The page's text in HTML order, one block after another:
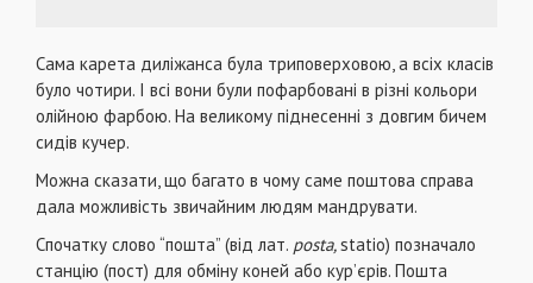
Сама карета диліжанса була триповерховою, а всіх класів
було чотири. І всі вони були пофарбовані в різні кольори
олійною фарбою. На великому піднесенні з довгим бичем
сидів кучер.
Можна сказати, що багато в чому саме поштова справа
дала можливість звичайним людям мандрувати.
Спочатку слово “пошта” (від лат. posta,statio) позначало
станцію (пост) для обміну коней або кур’єрів. Пошта